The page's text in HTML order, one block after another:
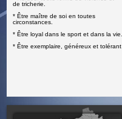
de tricherie.
* Être maître de soi en toutes
circonstances.
* Être loyal dans le sport et dans la vie.
* Être exemplaire, généreux et tolérant